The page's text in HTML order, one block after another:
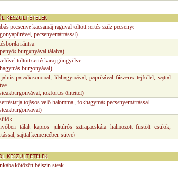
KÉSZÜLT ÉTELEK
pecsenye kacsamáj raguval töltött sertés szűz pecsenye
pecsenyemártással)
rántva
burgonyával tálalva)
töltött sertéskaraj göngyölve
burgonyával)
paradicsommal, lilahagymával, paprikával fűszeres tejföllel, sajttal
rokfortos öntettel)
tojásos velő halommal, fokhagymás pecsenyemártással
tálalt kapros juhtúrós sztrapacskára halmozott füstölt csülök,
sajttal kemencében sütve)
KÉSZÜLT ÉTELEK
kötözött bélszín steak